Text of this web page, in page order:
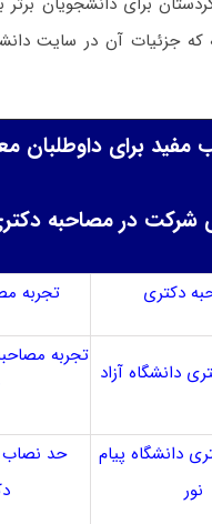
که جزئیات آن در سایت
مفید برای داوطلبان
شرکت در مصاحبه دکتری
دکتری تجربه
دانشگاه آزاد
تجربه
دانشگاه پیام
نور
حد نصاب